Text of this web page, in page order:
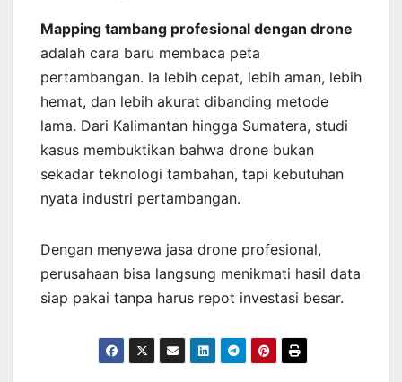
Mapping tambang profesional dengan drone
adalah cara baru membaca peta
pertambangan. Ia lebih cepat, lebih aman, lebih
hemat, dan lebih akurat dibanding metode
lama. Dari Kalimantan hingga Sumatera, studi
kasus membuktikan bahwa drone bukan
sekadar teknologi tambahan, tapi kebutuhan
nyata industri pertambangan.
Dengan menyewa jasa drone profesional,
perusahaan bisa langsung menikmati hasil data
siap pakai tanpa harus repot investasi besar.